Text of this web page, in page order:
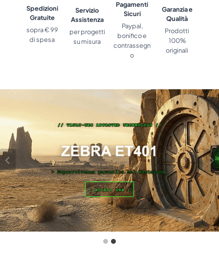
Spedizioni
Gratuite
sopra € 99
di spesa
Servizio
Assistenza
per progetti
su misura
Pagamenti
Sicuri
Paypal,
bonifico e
contrassegn
o
Garanzia e
Qualità
Prodotti
100%
originali